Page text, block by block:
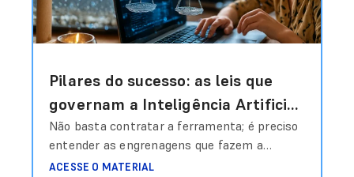
conforme o objetivoLer mais
Pilares do sucesso: as leis que
governam a Inteligência Artificial
(IA)
Não basta contratar a ferramenta; é preciso
entender as engrenagens que fazem a
Inteligência Artificial entregar resultados
ACESSE O MATERIAL